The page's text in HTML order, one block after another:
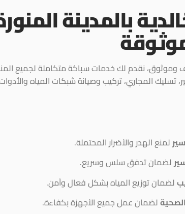
بالمدينة
وموثوق، نقدم لك خدمات سباكة متكاملة لجميع
المجاري، تركيب وصيانة شبكات المياه
لمنع الهدر والأضرار المحتملة.
لضمان تدفق سلس وسريع.
لضمان توزيع المياه بشكل فعال وآمن.
لضمان عمل جميع الأجهزة بكفاءة.